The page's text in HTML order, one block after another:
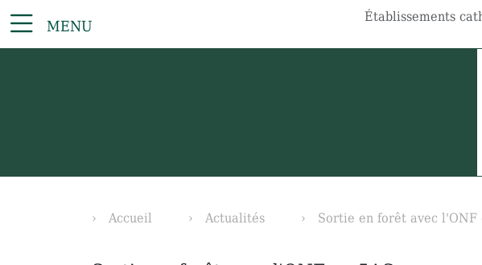
MENU
Établissements
Accueil Actualités Sortie en forêt avec l'ONF